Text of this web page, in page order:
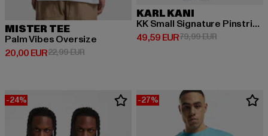
MISTER TEE
Palm Vibes Oversize
20,00 EUR
Derzeitiger Preis: 20,00 EUR
22,99 EURAktionspreis: 22,99 EUR
KARL KANI
KK Small Signature Pinstripe Basketball
49,59 EUR
Derzeitiger Preis: 49,59 EUR
79,99 EURAktionspreis:
-24% -27%